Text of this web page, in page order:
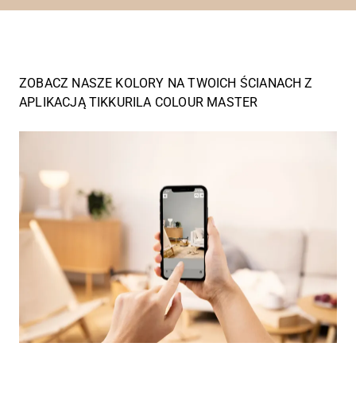
ZOBACZ NASZE KOLORY NA TWOICH ŚCIANACH Z
APLIKACJĄ TIKKURILA COLOUR MASTER